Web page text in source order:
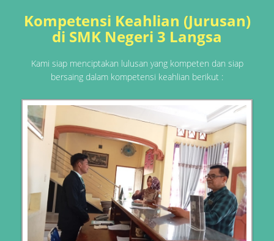
Kompetensi Keahlian (Jurusan)
di SMK Negeri 3 Langsa
Kami siap menciptakan lulusan yang kompeten dan siap
bersaing dalam kompetensi keahlian berikut :